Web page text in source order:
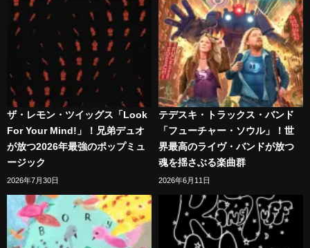
ザ・レモン・ツイッグス「Look
For Your Mind!」！兄弟デュオ
が放つ2026年最強のポップミュ
ージック
2026年7月30日
テデスキ・トラックス・バンド
「フューチャー・ソウル」！世
界最高のライヴ・バンドが放つ
魂を揺さぶる楽曲群
2026年6月11日